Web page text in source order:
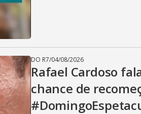
DO R7/04/08/2026
Rafael Cardoso
chance de